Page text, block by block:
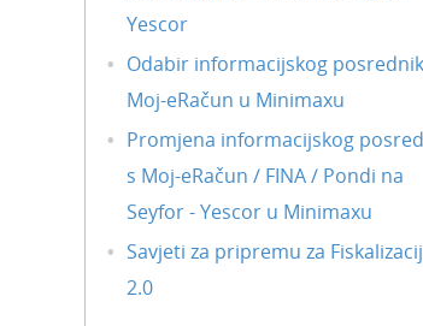
Yescor
Odabir informacijskog
Moj-eRačun u Minimaxu
Promjena informacijskog
s Moj-eRačun / FINA / Pondi na
Seyfor - Yescor u Minimaxu
Savjeti za pripremu za
2.0